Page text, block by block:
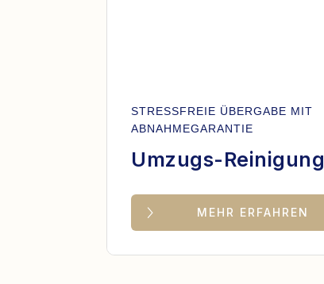
STRESSFREIE ÜBERGABE MIT
ABNAHMEGARANTIE
Umzugs-Reinigung
MEHR ERFAHREN